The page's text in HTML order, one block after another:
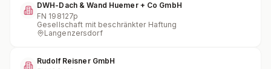
DWH-Dach & Wand Huemer + Co GmbH
FN 198127p
Gesellschaft mit beschränkter Haftung
Langenzersdorf
Rudolf Reisner GmbH